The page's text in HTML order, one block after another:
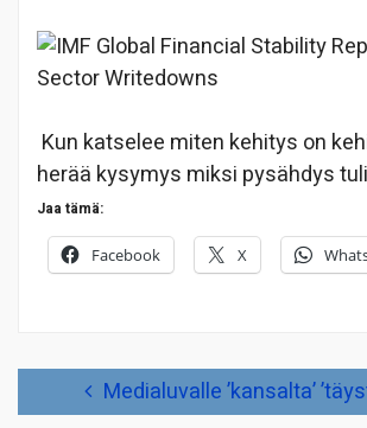
Kun katselee miten kehitys on
herää kysymys miksi pysähdys
Jaa tämä:
Facebook X
Artikkelien Medialuvalle ’kansalta’